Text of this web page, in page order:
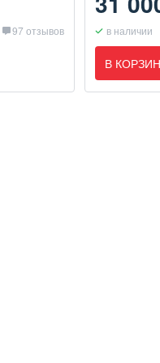
97 отзывов в наличии
В